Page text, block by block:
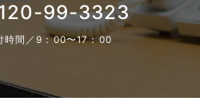
99-3323
時間／9：00〜17：00